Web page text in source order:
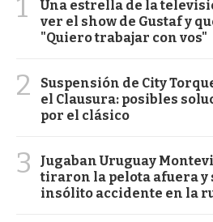
1
Una estrella de la
ver el show de Gustaf y
"Quiero trabajar con vos"
2
Suspensión de City
el Clausura: posibles
por el clásico
3
Jugaban Uruguay
tiraron la pelota afuera y
insólito accidente en la